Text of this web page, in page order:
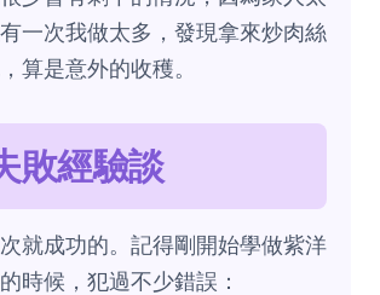
一次我做太多，發現拿來炒肉絲
算是意外的收穫。
敗經驗談
就成功的。記得剛開始學做紫洋
時候，犯過不少錯誤：